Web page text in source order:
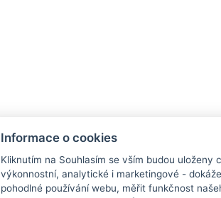
Informace o cookies
Kliknutím na Souhlasím se vším budou uloženy
výkonnostní, analytické i marketingové -
pohodlné používání webu, měřit funkčnost